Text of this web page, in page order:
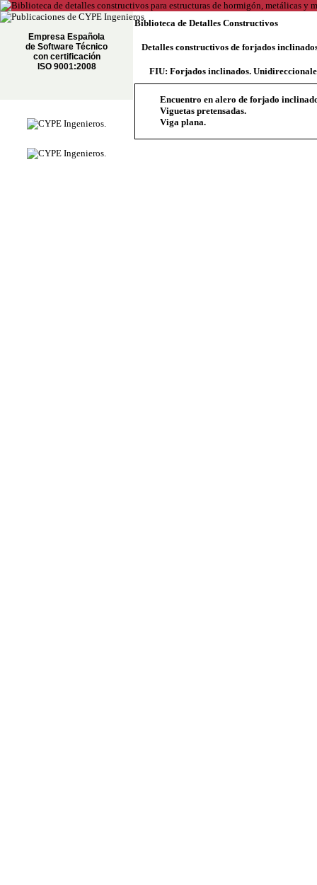
Empresa Española
de Software Técnico
con certificación
ISO 9001:2008
Biblioteca de Detalles Constructivos
Detalles constructivos de forjados
FIU: Forjados inclinados.
Encuentro en alero de forjado
Viguetas pretensadas.
Viga plana.